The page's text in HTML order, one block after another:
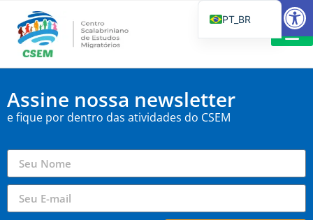
Assine nossa newsletter
e fique por dentro das atividades do CSEM
PT_BR
IT